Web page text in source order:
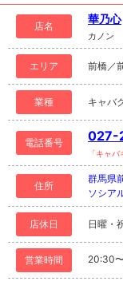
店名
華乃心
カノン
エリア 前橋／
業種 キャバ
電話番号 027-
「キャバ
住所
群馬県
ソシア
店休日 日曜・
営業時間 20:30